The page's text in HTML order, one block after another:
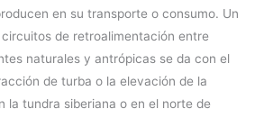
en su transporte o consumo. Un
de retroalimentación entre
naturales y antrópicas se da con el
de turba o la elevación de la
la tundra siberiana o en el norte de